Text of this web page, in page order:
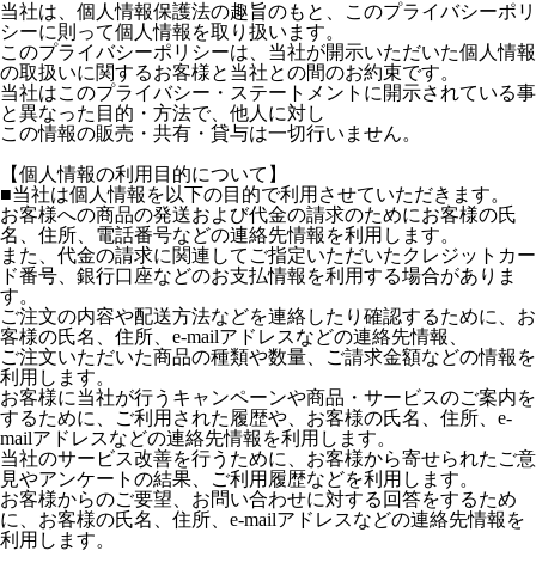
当社は、個人情報保護法の趣旨のもと、このプライバシーポリ
シーに則って個人情報を取り扱います。
このプライバシーポリシーは、当社が開示いただいた個人情報
の取扱いに関するお客様と当社との間のお約束です。
当社はこのプライバシー・ステートメントに開示されている事
と異なった目的・方法で、他人に対し
この情報の販売・共有・貸与は一切行いません。
【個人情報の利用目的について】
■当社は個人情報を以下の目的で利用させていただきます。
お客様への商品の発送および代金の請求のためにお客様の氏
名、住所、電話番号などの連絡先情報を利用します。
また、代金の請求に関連してご指定いただいたクレジットカー
ド番号、銀行口座などのお支払情報を利用する場合がありま
す。
ご注文の内容や配送方法などを連絡したり確認するために、お
客様の氏名、住所、e-mailアドレスなどの連絡先情報、
ご注文いただいた商品の種類や数量、ご請求金額などの情報を
利用します。
お客様に当社が行うキャンペーンや商品・サービスのご案内を
するために、ご利用された履歴や、お客様の氏名、住所、e-
mailアドレスなどの連絡先情報を利用します。
当社のサービス改善を行うために、お客様から寄せられたご意
見やアンケートの結果、ご利用履歴などを利用します。
お客様からのご要望、お問い合わせに対する回答をするため
に、お客様の氏名、住所、e-mailアドレスなどの連絡先情報を
利用します。